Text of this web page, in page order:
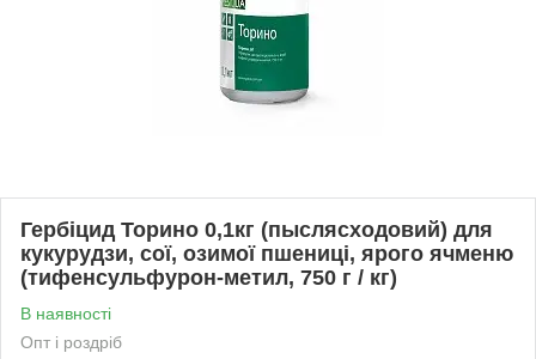
Гербіцид Торино 0,1кг (пыслясходовий) для
кукурудзи, сої, озимої пшениці, ярого ячменю
(тифенсульфурон-метил, 750 г / кг)
В наявності
Опт і роздріб